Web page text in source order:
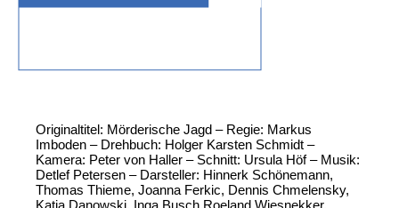
Originaltitel: Mörderische Jagd – Regie: Markus
Imboden – Drehbuch: Holger Karsten Schmidt –
Kamera: Peter von Haller – Schnitt: Ursula Höf – Musik:
Detlef Petersen – Darsteller: Hinnerk Schönemann,
Thomas Thieme, Joanna Ferkic, Dennis Chmelensky,